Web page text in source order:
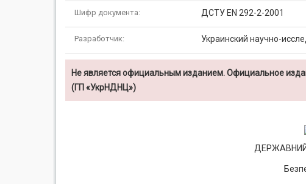
Шифр документа: ДСТУ EN 292-2-2001
Разработчик: Украинский научно-
Не является официальным изданием. Официальное
(ГП «УкрНДНЦ»)